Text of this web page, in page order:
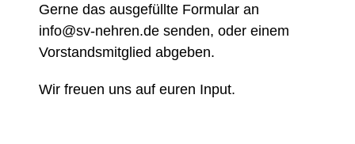
Gerne das ausgefüllte Formular an
info@sv-nehren.de senden, oder einem
Vorstandsmitglied abgeben.
Wir freuen uns auf euren Input.